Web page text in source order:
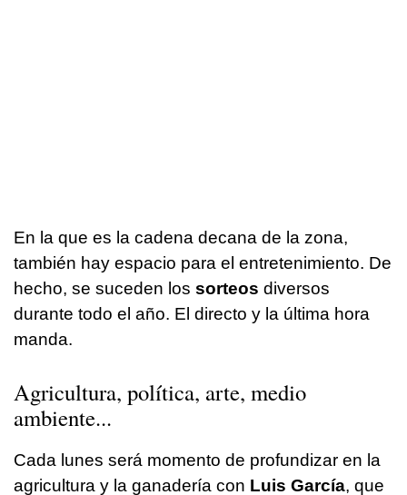
En la que es la cadena decana de la zona,
también hay espacio para el entretenimiento. De
hecho, se suceden los sorteos diversos
durante todo el año. El directo y la última hora
manda.
Agricultura, política, arte, medio
ambiente...
Cada lunes será momento de profundizar en la
agricultura y la ganadería con Luis García, que